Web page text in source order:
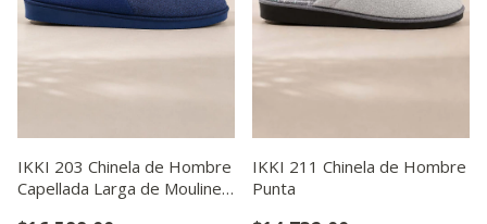
IKKI 203 Chinela de Hombre
Capellada Larga de Mouline
IKKI 211 Chinela de Hombre
Punta